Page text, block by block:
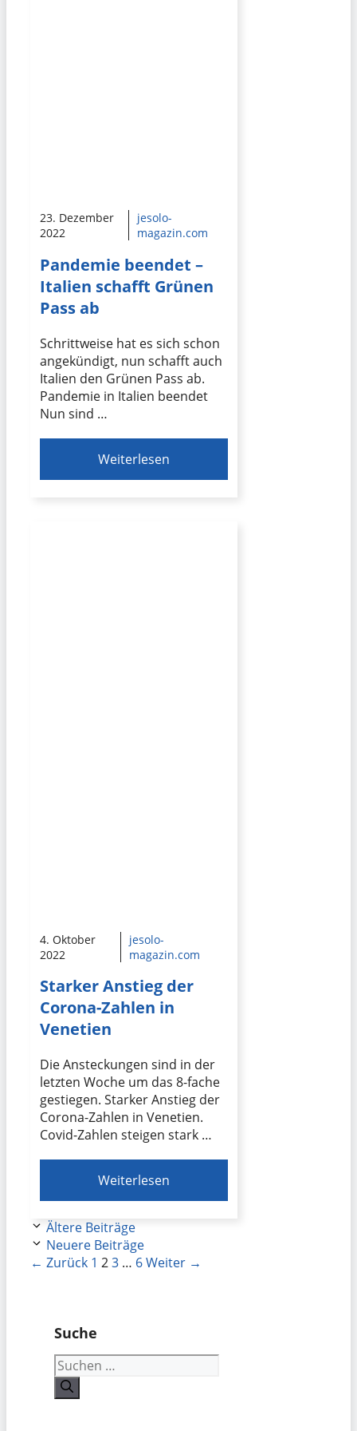
23. Dezember
2022
jesolo-
magazin.com
Pandemie beendet –
Italien schafft Grünen
Pass ab
Schrittweise hat es sich schon
angekündigt, nun schafft auch
Italien den Grünen Pass ab.
Pandemie in Italien beendet
Nun sind …
Weiterlesen
4. Oktober
2022
jesolo-
magazin.com
Starker Anstieg der
Corona-Zahlen in
Venetien
Die Ansteckungen sind in der
letzten Woche um das 8-fache
gestiegen. Starker Anstieg der
Corona-Zahlen in Venetien.
Covid-Zahlen steigen stark …
Weiterlesen
Ältere Beiträge
Neuere Beiträge
← Zurück Seite
1 Seite
2Seite
3 … Seite
6Weiter →
Suche
Suchen
nach: